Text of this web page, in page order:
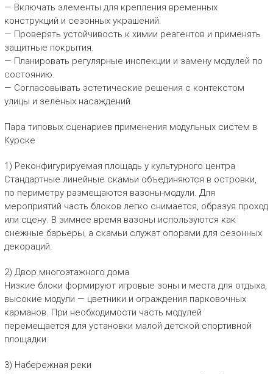
— Включать элементы для крепления временных
конструкций и сезонных украшений.
— Проверять устойчивость к химии реагентов и применять
защитные покрытия.
— Планировать регулярные инспекции и замену модулей по
состоянию.
— Согласовывать эстетические решения с контекстом
улицы и зелёных насаждений.
Пара типовых сценариев применения модульных систем в
Курске
1) Реконфигурируемая площадь у культурного центра
Стандартные линейные скамьи объединяются в островки,
по периметру размещаются вазоны-модули. Для
мероприятий часть блоков легко снимается, образуя проход
или сцену. В зимнее время вазоны используются как
снежные барьеры, а скамьи служат опорами для сезонных
декораций.
2) Двор многоэтажного дома
Низкие блоки формируют игровые зоны и места для отдыха,
высокие модули — цветники и ограждения парковочных
карманов. При необходимости часть модулей
перемещается для установки малой детской спортивной
площадки.
3) Набережная реки